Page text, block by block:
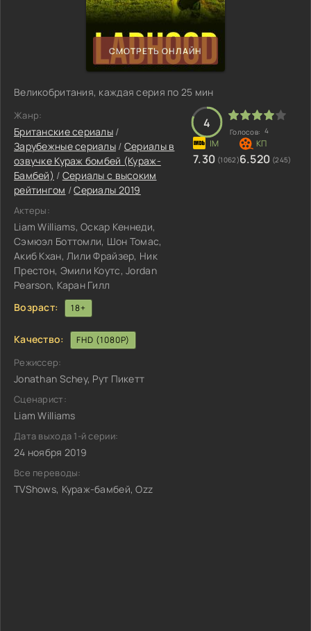
СМОТРЕТЬ ОНЛАЙН
Великобритания, каждая серия по 25 мин
Жанр:
Британские сериалы /
Зарубежные сериалы / Сериалы в
озвучке Кураж бомбей (Кураж-
Бамбей) / Сериалы с высоким
рейтингом /Сериалы 2019
Актеры:
Liam Williams, Оскар Кеннеди,
Сэмюэл Боттомли, Шон Томас,
Акиб Кхан, Лили Фрайзер, Ник
Престон, Эмили Коутс, Jordan
Pearson, Каран Гилл
Возраст:
18+
4
Голосов: 4
7.30 (1062)6.520 (245)
Качество: FHD (1080P)
Режиссер:
Jonathan Schey, Рут Пикетт
Сценарист:
Liam Williams
Дата выхода 1-й серии:
24 ноября 2019
Все переводы:
TVShows, Кураж-бамбей, Ozz